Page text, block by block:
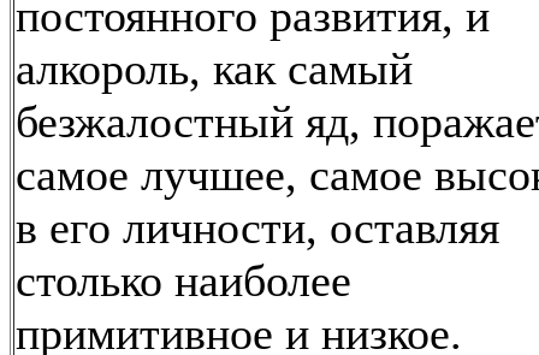
постоянного развития, и
алкороль, как самый
безжалостный яд,
самое лучшее, самое
в его личности, оставляя
столько наиболее
примитивное и низкое.